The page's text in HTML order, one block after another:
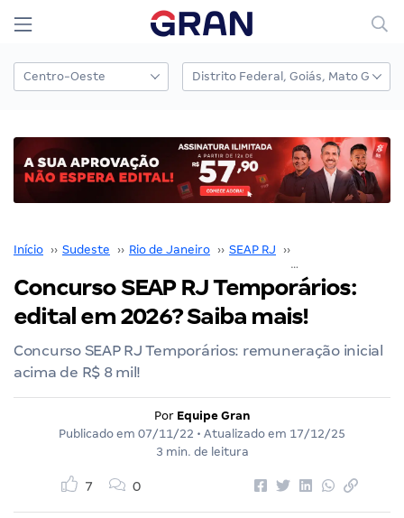
Início ›› Sudeste ›› Rio de Janeiro ›› SEAP RJ ››
Concurso SEAP RJ Temporários:
edital em 2026? Saiba mais!
Concurso SEAP RJ Temporários: remuneração inicial
acima de R$ 8 mil!
Por Equipe Gran
Publicado em 07/11/22 • Atualizado em 17/12/25
3 min. de leitura
7 0